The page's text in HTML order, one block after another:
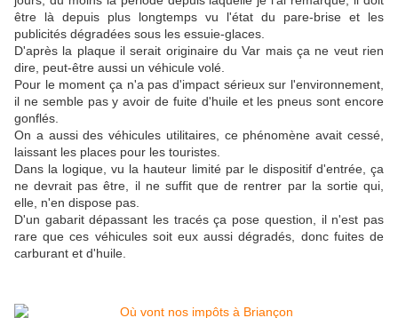
être là depuis plus longtemps vu l'état du pare-brise et les
publicités dégradées sous les essuie-glaces.
D'après la plaque il serait originaire du Var mais ça ne veut rien
dire, peut-être aussi un véhicule volé.
Pour le moment ça n'a pas d'impact sérieux sur l'environnement,
il ne semble pas y avoir de fuite d'huile et les pneus sont encore
gonflés.
On a aussi des véhicules utilitaires, ce phénomène avait cessé,
laissant les places pour les touristes.
Dans la logique, vu la hauteur limité par le dispositif d'entrée, ça
ne devrait pas être, il ne suffit que de rentrer par la sortie qui,
elle, n'en dispose pas.
D'un gabarit dépassant les tracés ça pose question, il n'est pas
rare que ces véhicules soit eux aussi dégradés, donc fuites de
carburant et d'huile.